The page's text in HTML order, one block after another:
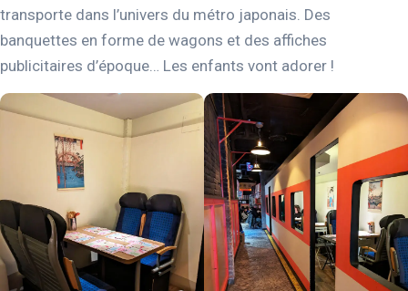
transporte dans l’univers du métro japonais. Des
banquettes en forme de wagons et des affiches
publicitaires d’époque… Les enfants vont adorer !